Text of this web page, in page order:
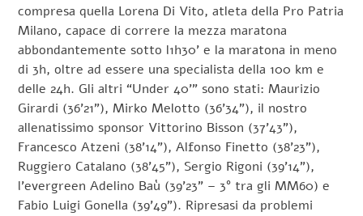
compresa quella Lorena Di Vito, atleta della Pro Patria
Milano, capace di correre la mezza maratona
abbondantemente sotto l1h30’ e la maratona in meno
di 3h, oltre ad essere una specialista della 100 km e
delle 24h. Gli altri “Under 40’” sono stati: Maurizio
Girardi (36’21”), Mirko Melotto (36’34”), il nostro
allenatissimo sponsor Vittorino Bisson (37’43”),
Francesco Atzeni (38’14”), Alfonso Finetto (38’23”),
Ruggiero Catalano (38’45”), Sergio Rigoni (39’14”),
l’evergreen Adelino Baù (39’23” – 3° tra gli MM60) e
Fabio Luigi Gonella (39’49”). Ripresasi da problemi